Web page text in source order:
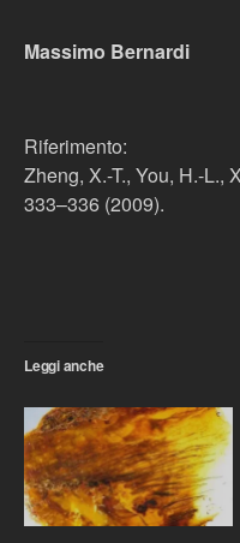
Massimo Bernardi
Riferimento:
Zheng, X.-T., You, H.-L.,
333–336 (2009).
Leggi anche